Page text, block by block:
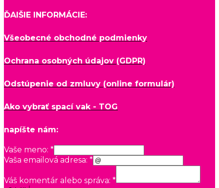
ĎAlŠIE INFORMÁCIE:
Všeobecné obchodné podmienky
Ochrana osobných údajov (GDPR)
Odstúpenie od zmluvy (online formulár)
Ako vybrať spací vak - TOG
napíšte nám:
Vaše meno: *
Vaša emailová adresa: *
Váš komentár alebo správa: *